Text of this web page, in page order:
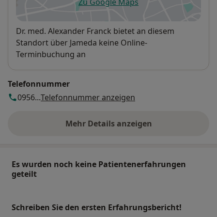
öffnet in einer neuen
Verfügbarkeit
Dr. med. Alexander Franck bietet an diesem
Standort über Jameda keine Online-
Terminbuchung an
Telefonnummer
0956...Telefonnummer anzeigen
Mehr Details anzeigen
über die Adresse
Es wurden noch keine Patientenerfahrungen
geteilt
Schreiben Sie den ersten Erfahrungsbericht!